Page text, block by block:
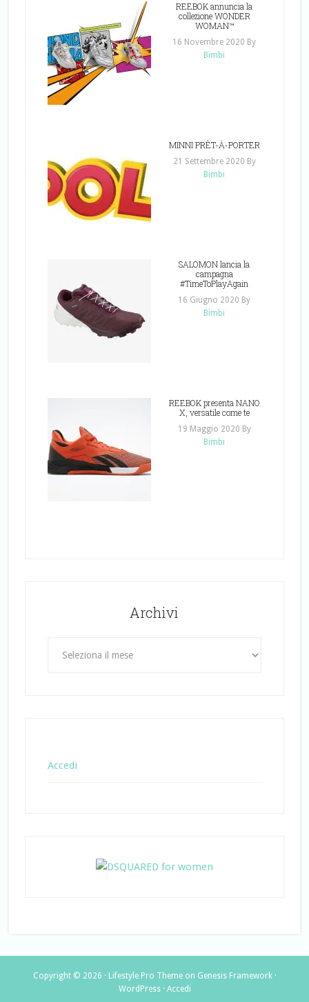
REEBOK annuncia la
collezione WONDER
WOMAN™
16 Novembre 2020 By
Bimbi
MINNI PRÊT-À-PORTER
21 Settembre 2020 By
Bimbi
SALOMON lancia la
campagna
#TimeToPlayAgain
16 Giugno 2020 By
Bimbi
REEBOK presenta NANO
X, versatile come te
19 Maggio 2020 By
Bimbi
Archivi
Accedi
Copyright © 2026 · Lifestyle Pro Themeon Genesis Framework·
WordPress· Accedi